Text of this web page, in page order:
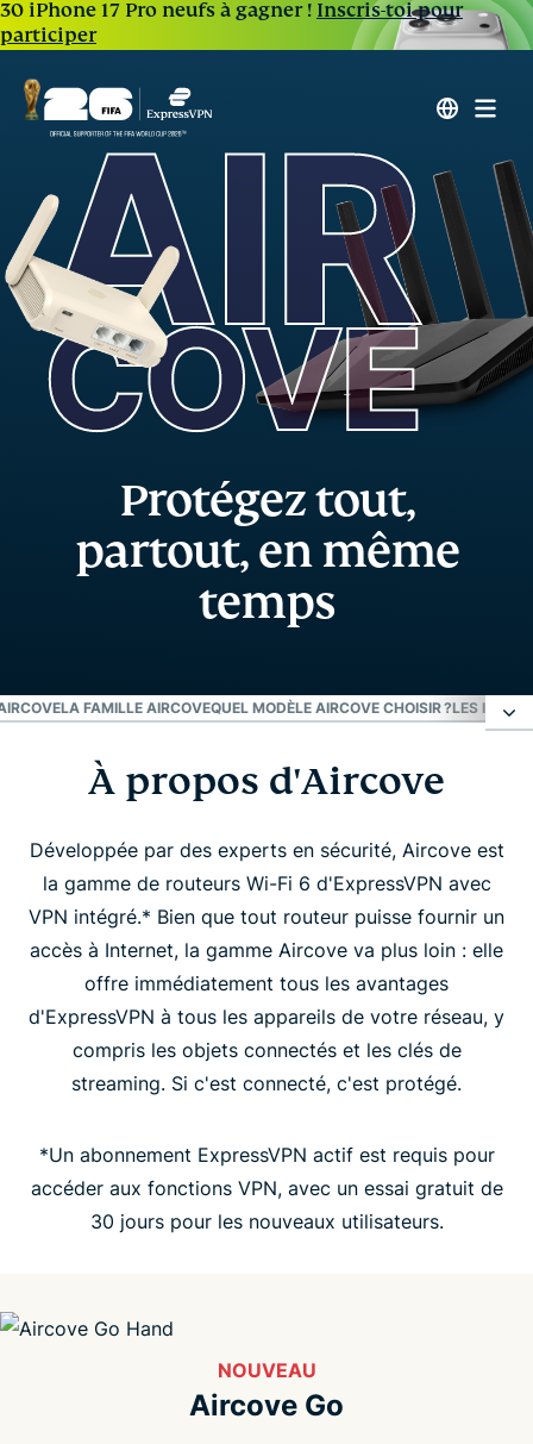
30 iPhone 17 Pro neufs à gagner ! Inscris-toi pour
participer
Protégez tout,
partout, en même
temps
LA FAMILLE AIRCOVEQUEL MODÈLE AIRCOVE CHOISIR ?LES
À propos d'Aircove
Voyez la différence avec Aircove
La famille Aircove
Quel modèle Aircove choisir ?
Les internautes adorent ExpressVPN Aircove
À propos d'Aircove
Développée par des experts en sécurité, Aircove est
la gamme de routeurs Wi-Fi 6 d'ExpressVPN avec
VPN intégré.* Bien que tout routeur puisse fournir un
accès à Internet, la gamme Aircove va plus loin : elle
offre immédiatement tous les avantages
d'ExpressVPN à tous les appareils de votre réseau, y
compris les objets connectés et les clés de
streaming. Si c'est connecté, c'est protégé.
*Un abonnement ExpressVPN actif est requis pour
accéder aux fonctions VPN, avec un essai gratuit de
30 jours pour les nouveaux utilisateurs.
NOUVEAU
Aircove Go